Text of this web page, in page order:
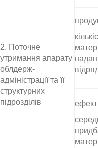
2. Поточне
утримання апарату
облдерж-
адміністрації та її
структурних
підрозділів